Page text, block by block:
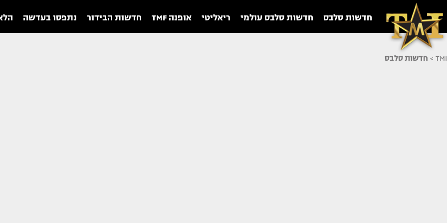
חדשות סלבס חדשות סלבס עולמי ריאליטי אופנה TMF חדשות הבידור נתפסו בעדשה
TMI
> חדשות סלבס